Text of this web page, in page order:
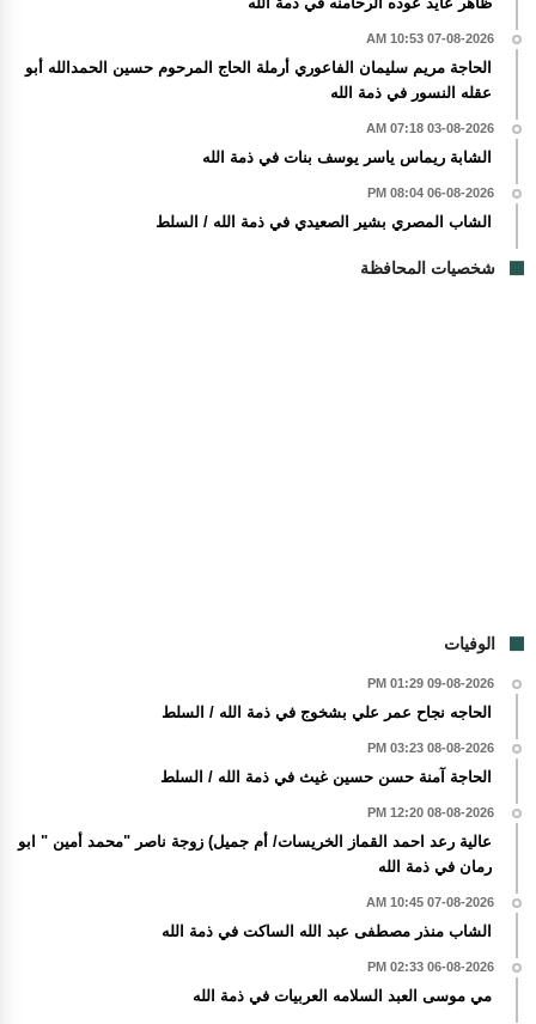
07-08-2026 10:53 AM
الحاجة مريم سليمان الفاعوري أرملة الحاج المرحوم حسين الحمدالله أبو
عقله النسور في ذمة الله
03-08-2026 07:18 AM
الشابة ريماس ياسر يوسف بنات في ذمة الله
06-08-2026 08:04 PM
الشاب المصري بشير الصعيدي في ذمة الله / السلط
شخصيات المحافظة
الوفيات
09-08-2026 01:29 PM
الحاجه نجاح عمر علي بشخوج في ذمة الله / السلط
08-08-2026 03:23 PM
الحاجة آمنة حسن حسين غيث في ذمة الله / السلط
08-08-2026 12:20 PM
عالية رعد احمد القماز الخريسات/ أم جميل) زوجة ناصر "محمد أمين " ابو
رمان في ذمة الله
07-08-2026 10:45 AM
الشاب منذر مصطفى عبد الله الساكت في ذمة الله
06-08-2026 02:33 PM
مي موسى العبد السلامه العربيات في ذمة الله